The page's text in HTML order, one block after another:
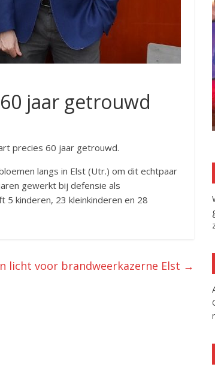
jaar getrouwd
precies 60 jaar getrouwd.
langs in Elst (Utr.) om dit echtpaar
gewerkt bij defensie als
kinderen, 23 kleinkinderen en 28
licht voor brandweerkazerne Elst →